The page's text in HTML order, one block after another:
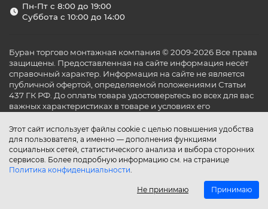
Этот сайт использует файлы cookie с целью повышения удобства
для пользователя, а именно — дополнения функциями
социальных сетей, статистического анализа и выбора сторонних
сервисов. Более подробную информацию см. на странице
Политика конфиденциальности.
Не принимаю Принимаю
Пн-Пт с 8:00 до 19:00
Суббота с 10:00 до 14:00
Буран торгово монтажная компания © 2009-2026 Все права
защищены. Предоставленная на сайте информация несёт
справочный характер. Информация на сайте не является
публичной офертой, определяемой положениями Статьи
437 ГК РФ. До оплаты товара удостоверьтесь во всех для вас
важных характеристиках в товаре и условиях его